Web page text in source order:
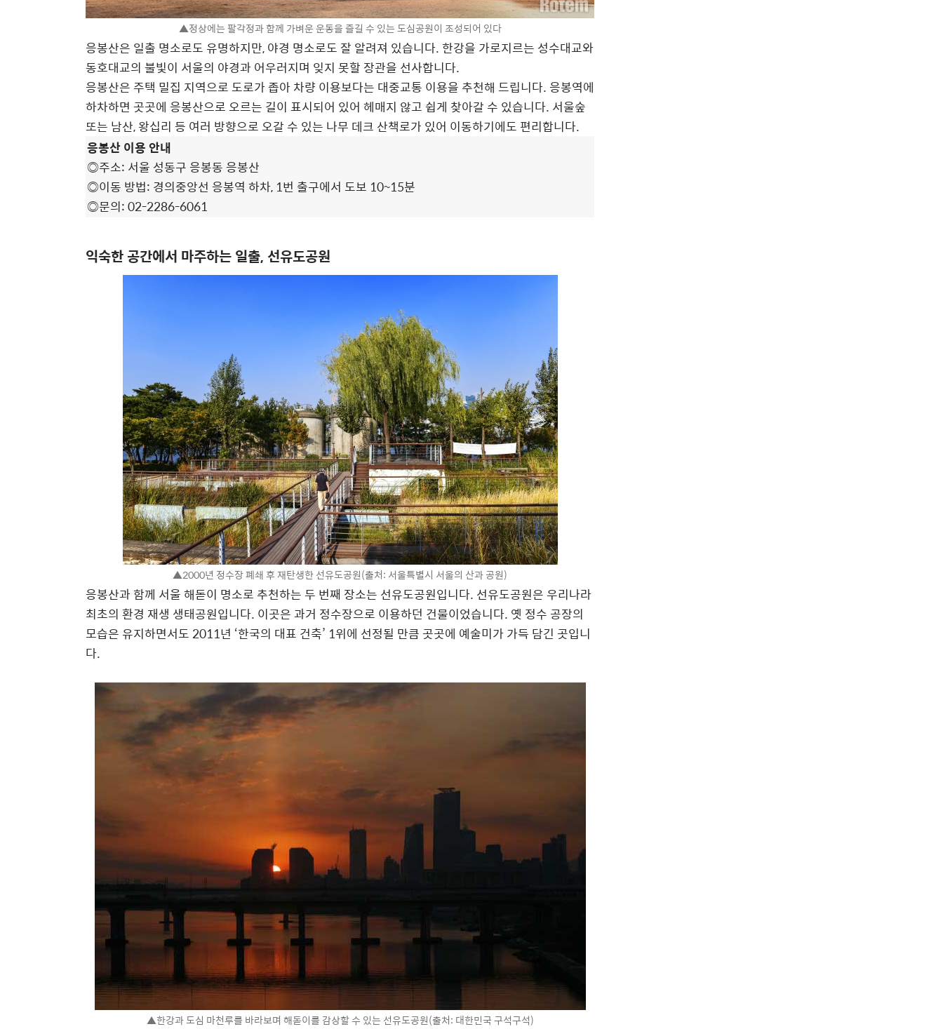
▲정상에는 팔각정과 함께 가벼운 운동을 즐길 수 있는 도심공원이 조성되어 있다
응봉산은 일출 명소로도 유명하지만, 야경 명소로도 잘 알려져 있습니다. 한강을 가로지르는 성수대교와
동호대교의 불빛이 서울의 야경과 어우러지며 잊지 못할 장관을 선사합니다.
응봉산은 주택 밀집 지역으로 도로가 좁아 차량 이용보다는 대중교통 이용을 추천해 드립니다. 응봉역에
하차하면 곳곳에 응봉산으로 오르는 길이 표시되어 있어 헤매지 않고 쉽게 찾아갈 수 있습니다. 서울숲
또는 남산, 왕십리 등 여러 방향으로 오갈 수 있는 나무 데크 산책로가 있어 이동하기에도 편리합니다.
응봉산 이용 안내
◎주소: 서울 성동구 응봉동 응봉산
◎이동 방법: 경의중앙선 응봉역 하차, 1번 출구에서 도보 10~15분
◎문의: 02-2286-6061
익숙한 공간에서 마주하는 일출, 선유도공원
▲2000년 정수장 폐쇄 후 재탄생한 선유도공원(출처: 서울특별시 서울의 산과 공원)
응봉산과 함께 서울 해돋이 명소로 추천하는 두 번째 장소는 선유도공원입니다. 선유도공원은 우리나라
최초의 환경 재생 생태공원입니다. 이곳은 과거 정수장으로 이용하던 건물이었습니다. 옛 정수 공장의
모습은 유지하면서도 2011년 ‘한국의 대표 건축’ 1위에 선정될 만큼 곳곳에 예술미가 가득 담긴 곳입니
다.
▲한강과 도심 마천루를 바라보며 해돋이를 감상할 수 있는 선유도공원(출처: 대한민국 구석구석)